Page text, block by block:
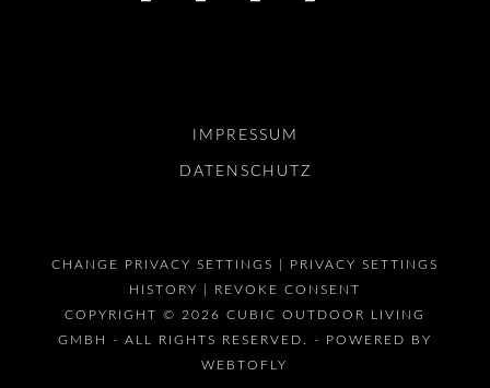
IMPRESSUM
DATENSCHUTZ
CHANGE PRIVACY SETTINGS | PRIVACY SETTINGS
HISTORY | REVOKE CONSENT
COPYRIGHT © 2026 CUBIC OUTDOOR LIVING
GMBH - ALL RIGHTS RESERVED. - POWERED BY
WEBTOFLY